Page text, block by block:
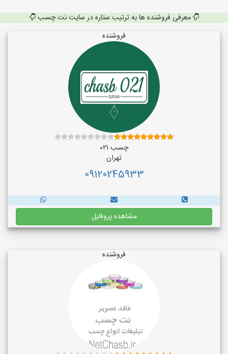
معرفی فروشنده ها به ترتیب ستاره در سایت نت چسب
فروشنده
چسب ۰۲۱
تهران
09120245933
مشاهده پروفایل
فروشنده